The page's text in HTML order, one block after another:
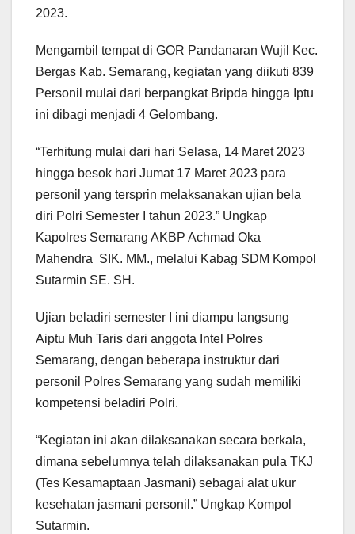
2023.
Mengambil tempat di GOR Pandanaran Wujil Kec.
Bergas Kab. Semarang, kegiatan yang diikuti 839
Personil mulai dari berpangkat Bripda hingga Iptu
ini dibagi menjadi 4 Gelombang.
“Terhitung mulai dari hari Selasa, 14 Maret 2023
hingga besok hari Jumat 17 Maret 2023 para
personil yang tersprin melaksanakan ujian bela
diri Polri Semester I tahun 2023.” Ungkap
Kapolres Semarang AKBP Achmad Oka
Mahendra SIK. MM., melalui Kabag SDM Kompol
Sutarmin SE. SH.
Ujian beladiri semester I ini diampu langsung
Aiptu Muh Taris dari anggota Intel Polres
Semarang, dengan beberapa instruktur dari
personil Polres Semarang yang sudah memiliki
kompetensi beladiri Polri.
“Kegiatan ini akan dilaksanakan secara berkala,
dimana sebelumnya telah dilaksanakan pula TKJ
(Tes Kesamaptaan Jasmani) sebagai alat ukur
kesehatan jasmani personil.” Ungkap Kompol
Sutarmin.